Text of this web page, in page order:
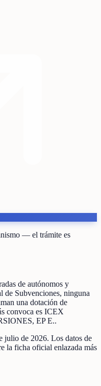
— el trámite es
de autónomos y
de Subvenciones, ninguna
una dotación de
convoca es ICEX
EP E..
julio de 2026. Los datos de
la ficha oficial enlazada más